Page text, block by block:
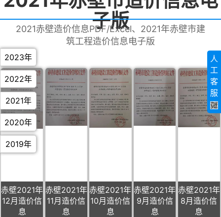
子版
2021赤壁造价信息PDF/Excel、2021年赤壁市建
筑工程造价信息电子版
赤壁2021年
12月造价信
息
赤壁2021年
11月造价信
息
赤壁2021年
10月造价信
息
赤壁2021年
9月造价信
息
赤壁2021年
8月造价信
息
2023年
2022年
2021年
2020年
2019年
人
工
客
服